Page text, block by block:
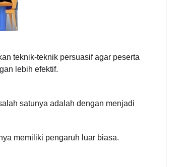
teknik-teknik persuasif agar peserta
lebih efektif.
satunya adalah dengan menjadi
memiliki pengaruh luar biasa.